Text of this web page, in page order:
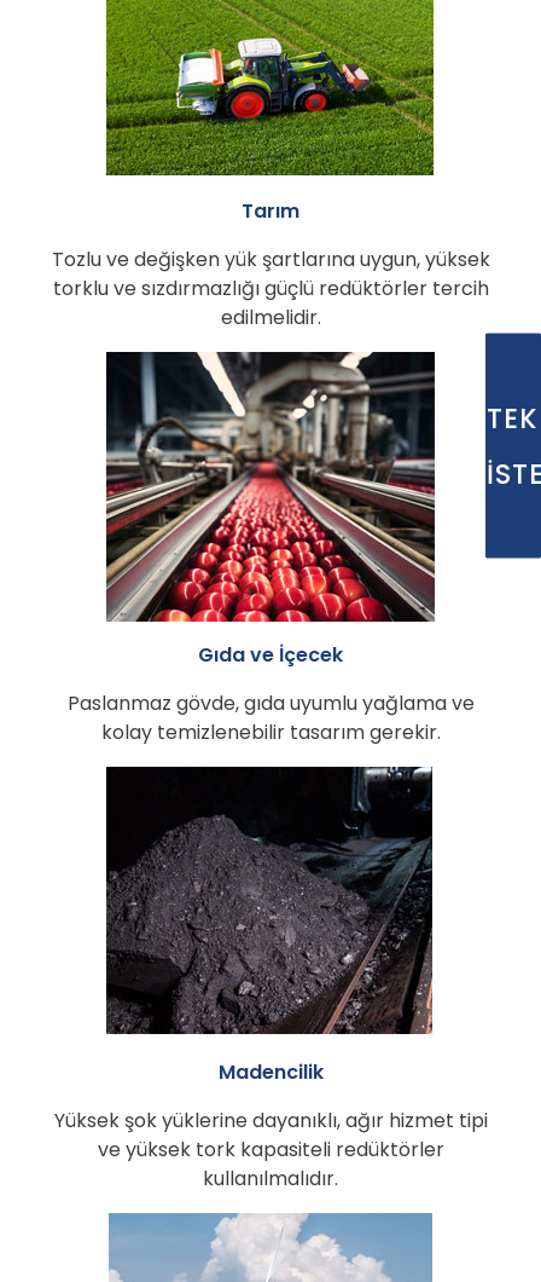
Tarım
Tozlu ve değişken yük şartlarına uygun, yüksek
torklu ve sızdırmazlığı güçlü redüktörler tercih
edilmelidir.
Gıda ve İçecek
Paslanmaz gövde, gıda uyumlu yağlama ve
kolay temizlenebilir tasarım gerekir.
Madencilik
Yüksek şok yüklerine dayanıklı, ağır hizmet tipi
ve yüksek tork kapasiteli redüktörler
kullanılmalıdır.